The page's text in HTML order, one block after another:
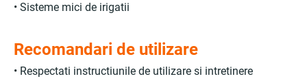
• Sisteme mici de irigatii
Recomandari de utilizare
• Respectati instructiunile de utilizare si intretinere